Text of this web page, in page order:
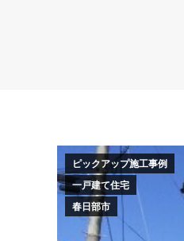
ピックアップ施工事例
一戸建て住宅
春日部市